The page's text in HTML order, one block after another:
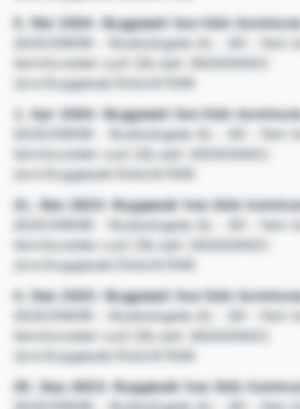
5. Mai 2024: Byggesak hos Oslo kommune
2025/09099 - Rostockgata 61 - 85 - fem
Vannkunsten syd (DL-sak 202020463)
/pro/byggesak/Oslo/67000
1. Apr 2024: Byggesak hos Oslo
2025/09099 - Rostockgata 61 - 85 - fem
Vannkunsten syd (DL-sak 202020463)
/pro/byggesak/Oslo/67000
21. Des 2023: Byggesak hos Oslo
2025/09099 - Rostockgata 61 - 85 - fem
Vannkunsten syd (DL-sak 202020463)
/pro/byggesak/Oslo/67000
4. Des 2023: Byggesak hos Oslo
2025/09099 - Rostockgata 61 - 85 - fem
Vannkunsten syd (DL-sak 202020463)
/pro/byggesak/Oslo/67000
29. Sep 2023: Byggesak hos Oslo
2025/09099 - Rostockgata 61 - 85 - fem